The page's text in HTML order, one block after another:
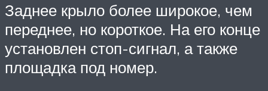
Заднее крыло более широкое, чем
переднее, но короткое. На его конце
установлен стоп-сигнал, а также
площадка под номер.